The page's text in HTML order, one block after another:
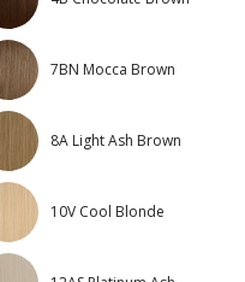
7BN Mocca Brown
8A Light Ash Brown
10V Cool Blonde